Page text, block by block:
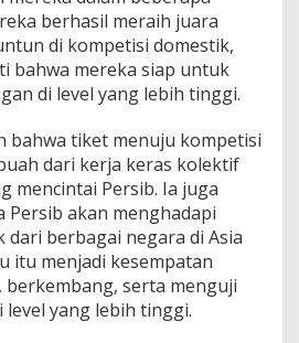
berhasil meraih juara
di kompetisi domestik,
bahwa mereka siap untuk
di level yang lebih tinggi.
bahwa tiket menuju kompetisi
dari kerja keras kolektif
mencintai Persib. Ia juga
Persib akan menghadapi
dari berbagai negara di Asia
itu menjadi kesempatan
serta menguji
level yang lebih tinggi.